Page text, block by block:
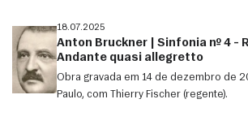
18.07.2025
Anton Bruckner | Sinfonia nº 4 –
Andante quasi allegretto
Obra gravada em 14 de dezembro de
Paulo, com Thierry Fischer (regente).